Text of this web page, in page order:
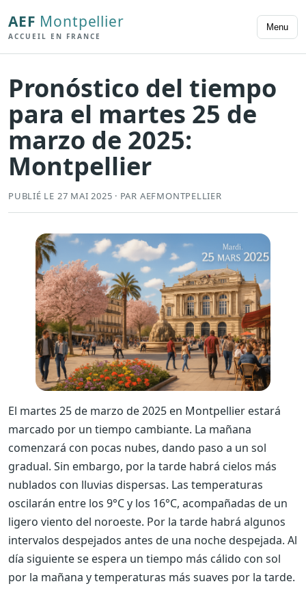
AEF Montpellier
ACCUEIL EN FRANCE
Menu
Pronóstico del tiempo
para el martes 25 de
marzo de 2025:
Montpellier
PUBLIÉ LE 27 MAI 2025 · PAR AEFMONTPELLIER
El martes 25 de marzo de 2025 en Montpellier estará
marcado por un tiempo cambiante. La mañana
comenzará con pocas nubes, dando paso a un sol
gradual. Sin embargo, por la tarde habrá cielos más
nublados con lluvias dispersas. Las temperaturas
oscilarán entre los 9°C y los 16°C, acompañadas de un
ligero viento del noroeste. Por la tarde habrá algunos
intervalos despejados antes de una noche despejada. Al
día siguiente se espera un tiempo más cálido con sol
por la mañana y temperaturas más suaves por la tarde.